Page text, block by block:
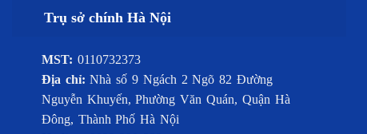
Trụ sở chính Hà Nội
MST: 0110732373
Địa chỉ:Nhà số 9 Ngách 2 Ngõ 82 Đường
Nguyễn Khuyến, Phường Văn Quán, Quận Hà
Đông, Thành Phố Hà Nội